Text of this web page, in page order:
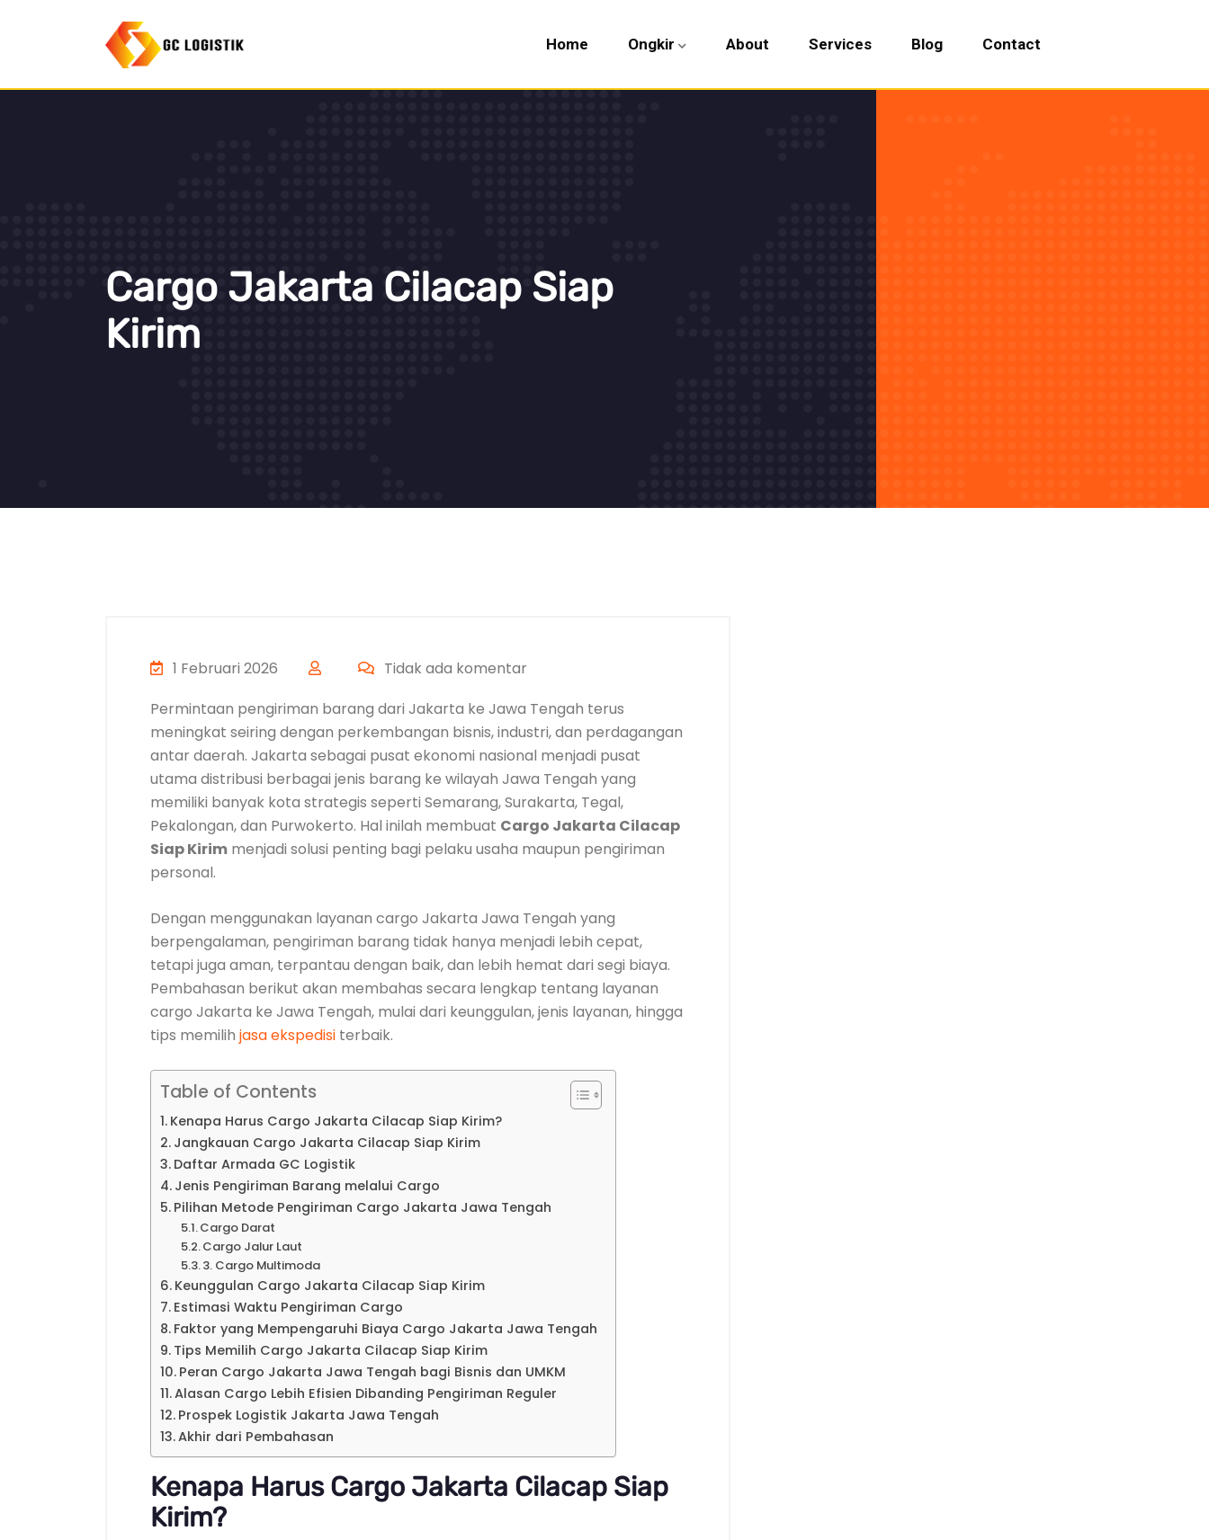
Home Ongkir About Services Blog Contact
Cargo Jakarta Cilacap Siap
Kirim
1 Februari 2026
Tidak ada komentar
Permintaan pengiriman barang dari Jakarta ke Jawa Tengah terus
meningkat seiring dengan perkembangan bisnis, industri, dan perdagangan
antar daerah. Jakarta sebagai pusat ekonomi nasional menjadi pusat
utama distribusi berbagai jenis barang ke wilayah Jawa Tengah yang
memiliki banyak kota strategis seperti Semarang, Surakarta, Tegal,
Pekalongan, dan Purwokerto. Hal inilah membuat Cargo Jakarta Cilacap
Siap Kirim menjadi solusi penting bagi pelaku usaha maupun pengiriman
personal.
Dengan menggunakan layanan cargo Jakarta Jawa Tengah yang
berpengalaman, pengiriman barang tidak hanya menjadi lebih cepat,
tetapi juga aman, terpantau dengan baik, dan lebih hemat dari segi biaya.
Pembahasan berikut akan membahas secara lengkap tentang layanan
cargo Jakarta ke Jawa Tengah, mulai dari keunggulan, jenis layanan, hingga
tips memilih jasa ekspedisi terbaik.
Table of Contents
Kenapa Harus Cargo Jakarta Cilacap Siap Kirim?
Jangkauan Cargo Jakarta Cilacap Siap Kirim
Daftar Armada GC Logistik
Jenis Pengiriman Barang melalui Cargo
Pilihan Metode Pengiriman Cargo Jakarta Jawa Tengah
Cargo Darat
Cargo Jalur Laut
3. Cargo Multimoda
Keunggulan Cargo Jakarta Cilacap Siap Kirim
Estimasi Waktu Pengiriman Cargo
Faktor yang Mempengaruhi Biaya Cargo Jakarta Jawa Tengah
Tips Memilih Cargo Jakarta Cilacap Siap Kirim
Peran Cargo Jakarta Jawa Tengah bagi Bisnis dan UMKM
Alasan Cargo Lebih Efisien Dibanding Pengiriman Reguler
Prospek Logistik Jakarta Jawa Tengah
Akhir dari Pembahasan
Kenapa Harus Cargo Jakarta Cilacap Siap
Kirim?